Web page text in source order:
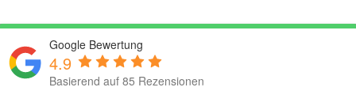
Google Bewertung
4.9
Basierend auf 85 Rezensionen